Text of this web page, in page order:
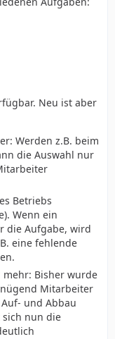
Neu ist aber
Werden z.B. beim
die Auswahl nur
Betriebs
Wenn ein
die Aufgabe, wird
eine fehlende
mehr: Bisher wurde
Mitarbeiter
und Abbau
nun die